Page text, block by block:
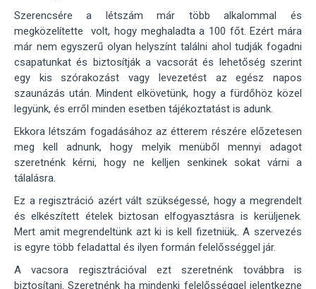
Szerencsére a létszám már több alkalommal és
megközelítette volt, hogy meghaladta a 100 főt. Ezért mára
már nem egyszerű olyan helyszínt találni ahol tudják fogadni
csapatunkat és biztosítják a vacsorát és lehetőség szerint
egy kis szórakozást vagy levezetést az egész napos
szaunázás után. Mindent elkövetünk, hogy a fürdőhöz közel
legyünk, és erről minden esetben tájékoztatást is adunk.
Ekkora létszám fogadásához az étterem részére előzetesen
meg kell adnunk, hogy melyik menüből mennyi adagot
szeretnénk kérni, hogy ne kelljen senkinek sokat várni a
tálalásra.
Ez a regisztráció azért vált szükségessé, hogy a megrendelt
és elkészített ételek biztosan elfogyasztásra is kerüljenek.
Mert amit megrendeltünk azt ki is kell fizetniük,. A szervezés
is egyre több feladattal és ilyen formán felelősséggel jár.
A vacsora regisztrációval ezt szeretnénk továbbra is
biztosítani. Szeretnénk ha mindenki felelősséggel jelentkezne